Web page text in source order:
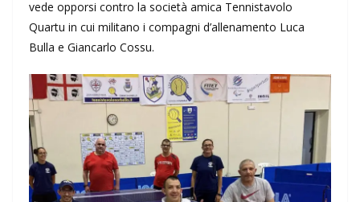
vede opporsi contro la società amica Tennistavolo
Quartu in cui militano i compagni d’allenamento Luca
Bulla e Giancarlo Cossu.